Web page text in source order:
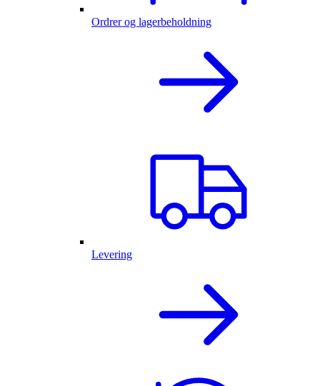
Ordrer og lagerbeholdning
Levering